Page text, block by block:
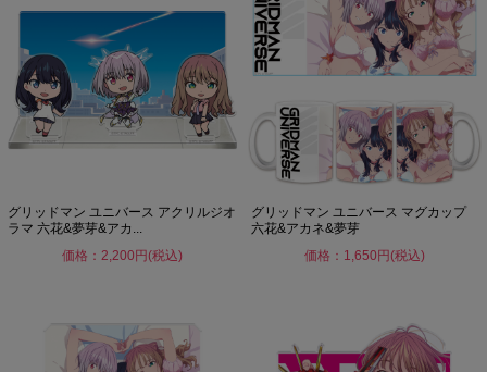
グリッドマン ユニバース アクリルジオ
ラマ 六花&夢芽&アカ...
価格：2,200円(税込)
グリッドマン ユニバース マグカップ
六花&アカネ&夢芽
価格：1,650円(税込)